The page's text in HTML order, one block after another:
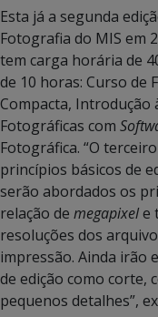
Esta já a segunda
Fotografia do MIS em
tem carga horária de
de 10 horas: Curso de
Compacta, Introdução
Fotográficas com
Fotográfica. “O
princípios básicos de
serão abordados os
relação de megapixele
resoluções dos
impressão. Ainda irão
de edição como corte,
pequenos detalhes”,